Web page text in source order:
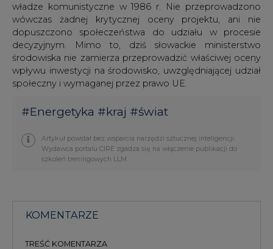
władze komunistyczne w 1986 r. Nie przeprowadzono
wówczas żadnej krytycznej oceny projektu, ani nie
dopuszczono społeczeństwa do udziału w procesie
decyzyjnym. Mimo to, dziś słowackie ministerstwo
środowiska nie zamierza przeprowadzić właściwej oceny
wpływu inwestycji na środowisko, uwzględniającej udział
społeczny i wymaganej przez prawo UE.
#Energetyka #kraj #świat
Artykuł powstał bez wsparcia narzędzi sztucznej inteligencji.
Wydawca portalu CIRE zgadza się na włączenie publikacji do
szkoleń treningowych LLM.
KOMENTARZE
TREŚĆ KOMENTARZA